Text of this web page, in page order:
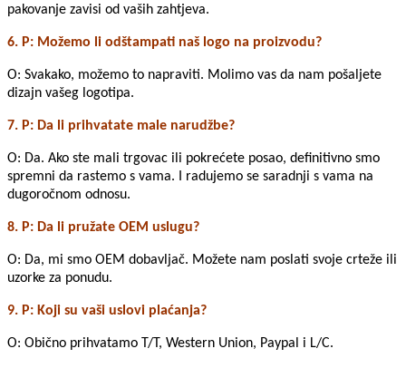
pakovanje zavisi od vaših zahtjeva.
6. P: Možemo li odštampati naš logo na proizvodu?
O: Svakako, možemo to napraviti. Molimo vas da nam pošaljete
dizajn vašeg logotipa.
7. P: Da li prihvatate male narudžbe?
O: Da. Ako ste mali trgovac ili pokrećete posao, definitivno smo
spremni da rastemo s vama. I radujemo se saradnji s vama na
dugoročnom odnosu.
8. P: Da li pružate OEM uslugu?
O: Da, mi smo OEM dobavljač. Možete nam poslati svoje crteže ili
uzorke za ponudu.
9. P: Koji su vaši uslovi plaćanja?
O: Obično prihvatamo T/T, Western Union, Paypal i L/C.